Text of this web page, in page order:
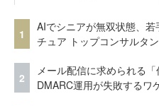
1
AIでシニアが無双状態、
チュア トップコンサルタ
2
メール配信に求められる
DMARC運用が失敗するワ